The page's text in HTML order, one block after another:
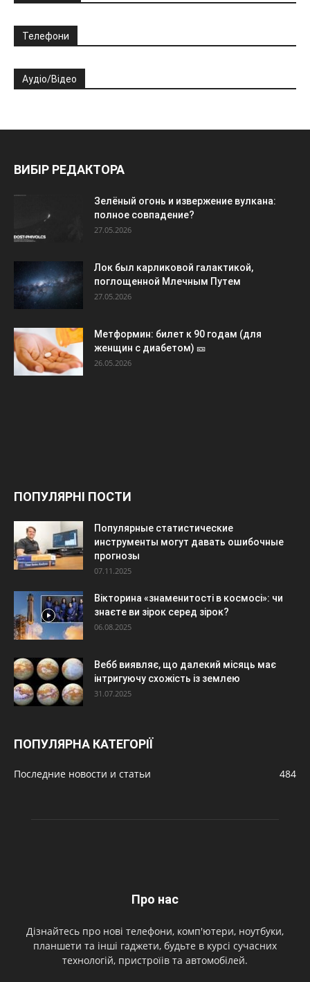
Телефони
Аудіо/Відео
ВИБІР РЕДАКТОРА
Зелёный огонь и извержение вулкана:
полное совпадение?
27.05.2026
Лок был карликовой галактикой,
поглощенной Млечным Путем
27.05.2026
Метформин: билет к 90 годам (для
женщин с диабетом) 🎫
26.05.2026
ПОПУЛЯРНІ ПОСТИ
Популярные статистические
инструменты могут давать ошибочные
прогнозы
07.11.2025
Вікторина «знаменитості в космосі»: чи
знаєте ви зірок серед зірок?
06.08.2025
Вебб виявляє, що далекий місяць має
інтригуючу схожість із землею
31.07.2025
ПОПУЛЯРНА КАТЕГОРІЇ
Последние новости и статьи 484
Про нас
Дізнайтесь про нові телефони, комп'ютери, ноутбуки,
планшети та інші гаджети, будьте в курсі сучасних
технологій, пристроїів та автомобілей.